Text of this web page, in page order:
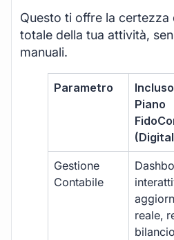
Questo ti offre la
totale della tua attività,
manuali.
Parametro
Piano
Gestione
Contabile
reale,